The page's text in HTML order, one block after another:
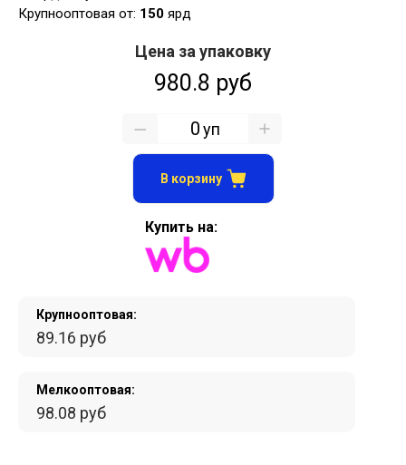
Крупнооптовая от: 150 ярд
Крупнооптовая:
89.16 руб
Мелкооптовая:
98.08 руб
Цена за упаковку
980.8 руб
уп
В корзину
Купить на: